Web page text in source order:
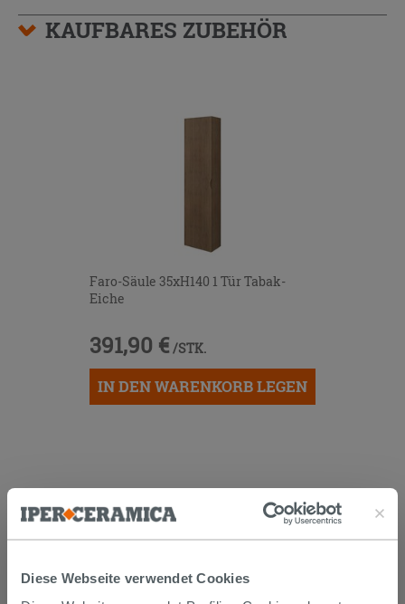
Diese Webseite verwendet Cookies
KAUFBARES ZUBEHÖR
Faro-Säule 35xH140 1 Tür Tabak-
Eiche
391,90 € /STK.
IN DEN WARENKORB LEGEN
KUNDEN, DIE DIESEN ARTIKEL
GEKAUFT HABEN, KAUFTEN